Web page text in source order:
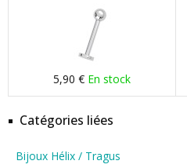
5,90 € En stock
Catégories liées
Bijoux Hélix / Tragus